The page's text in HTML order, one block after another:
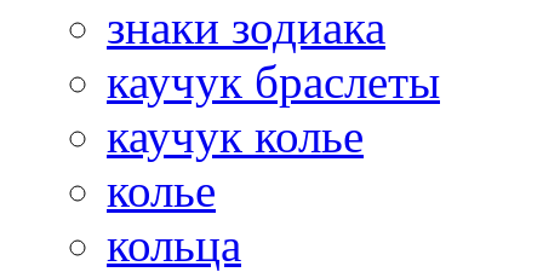
знаки зодиака
каучук браслеты
каучук колье
колье
кольца